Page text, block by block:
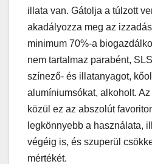
illata van. Gátolja a túlzott
akadályozza meg az
minimum 70%-a
nem tartalmaz parabént,
színező- és illatanyagot,
alumíniumsókat, alkoholt.
közül ez az abszolút
legkönnyebb a használata,
végéig is, és szuperül
mértékét.